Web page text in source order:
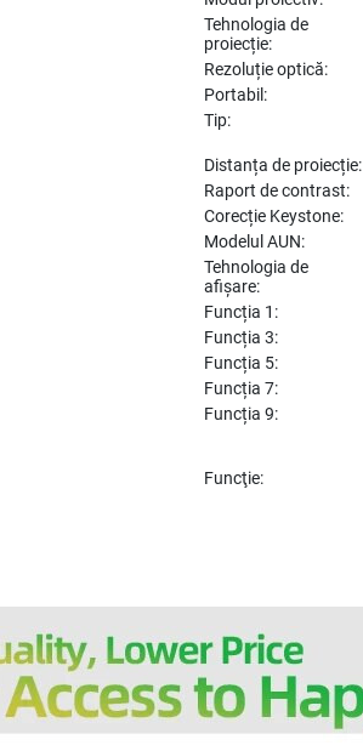
Tehnologia de
proiecție:
Rezoluție optică:
Portabil:
Tip:
Distanța de proiecție:
Raport de contrast:
Corecție Keystone:
Modelul AUN:
Tehnologia de
afișare:
Funcția 1:
Funcția 3:
Funcția 5:
Funcția 7:
Funcția 9:
Funcţie: